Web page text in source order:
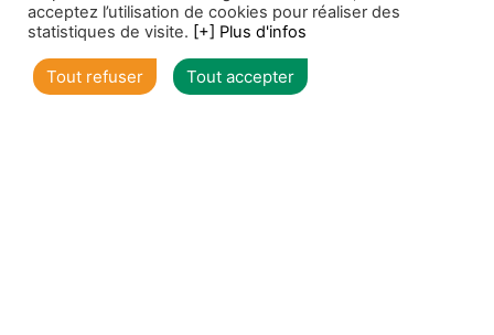
Voir toutes nos offres individuels
acceptez l’utilisation de cookies pour réaliser des
statistiques de visite. [+] Plus d'infos
Tout refuser Tout accepter